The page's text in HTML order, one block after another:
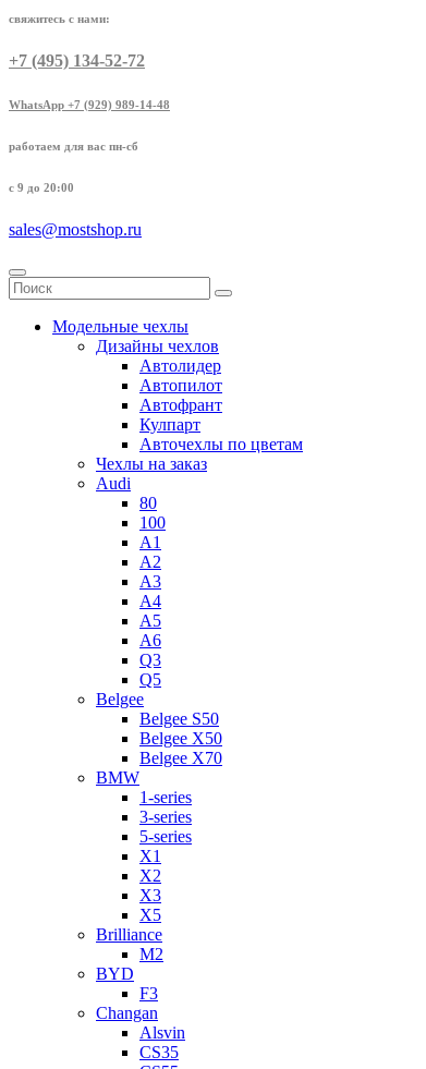
свяжитесь с нами:
+7 (495) 134-52-72
WhatsApp +7 (929) 989-14-48
работаем для вас пн-сб
с 9 до 20:00
sales@mostshop.ru
Модельные чехлы
Дизайны чехлов
Автолидер
Автопилот
Автофрант
Кулпарт
Авточехлы по цветам
Чехлы на заказ
Audi
80
100
A1
A2
A3
A4
A5
A6
Q3
Q5
Belgee
Belgee S50
Belgee X50
Belgee X70
BMW
1-series
3-series
5-series
X1
X2
X3
X5
Brilliance
M2
BYD
F3
Changan
Alsvin
CS35